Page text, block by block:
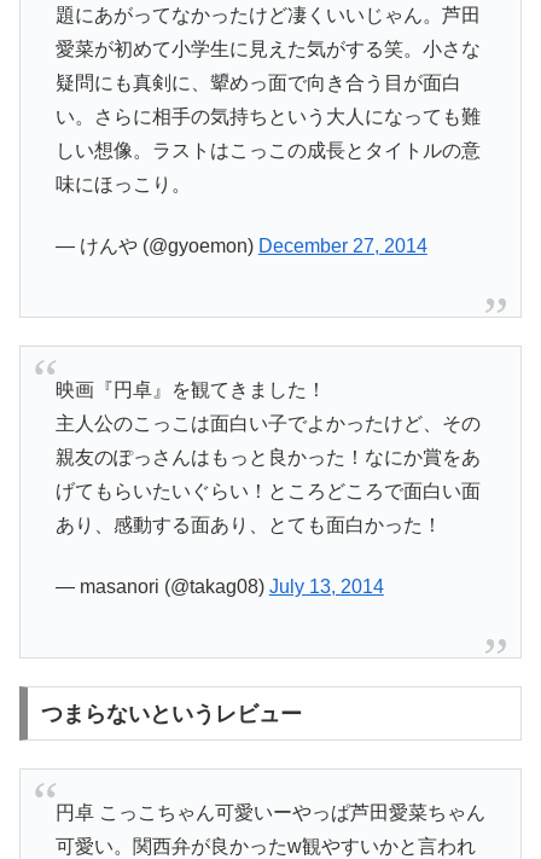
題にあがってなかったけど凄くいいじゃん。芦田
愛菜が初めて小学生に見えた気がする笑。小さな
疑問にも真剣に、顰めっ面で向き合う目が面白
い。さらに相手の気持ちという大人になっても難
しい想像。ラストはこっこの成長とタイトルの意
味にほっこり。
— けんや (@gyoemon) December 27, 2014
映画『円卓』を観てきました！
主人公のこっこは面白い子でよかったけど、その
親友のぽっさんはもっと良かった！なにか賞をあ
げてもらいたいぐらい！ところどころで面白い面
あり、感動する面あり、とても面白かった！
— masanori (@takag08) July 13, 2014
つまらないというレビュー
円卓 こっこちゃん可愛いーやっぱ芦田愛菜ちゃん
可愛い。関西弁が良かったw観やすいかと言われ